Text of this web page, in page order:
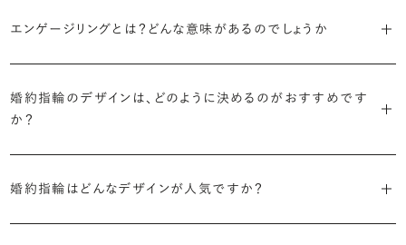
エンゲージリングとは？どんな意味があるのでしょうか
リング」は婚約指輪の別名です。
婚約指輪のデザインは、どのように決めるのがおすすめです
か？
す。
婚約指輪はどんなデザインが人気ですか？